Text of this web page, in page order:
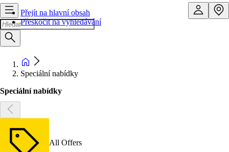
Přejít na hlavní obsah
Přeskočit na vyhledávání
Speciální nabídky
Speciální nabídky
All Offers